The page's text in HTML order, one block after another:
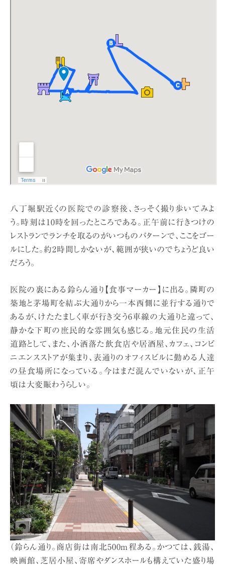
八丁堀駅近くの医院での診察後、さっそく撮り歩いてみよ
う。時刻は10時を回ったところである。正午前に行きつけの
レストランでランチを取るのがいつものパターンで、ここをゴー
ルにした。約2時間しかないが、範囲が狭いのでちょうど良い
だろう。
医院の裏にある鈴らん通り【食事マーカー】に出る。隣町の
築地と茅場町を結ぶ大通りから一本西側に並行する通りで
あるが、けたたましく車が行き交う6車線の大通りと違って、
静かな下町の庶民的な雰囲気も感じる。地元住民の生活
道路として、また、小洒落た飲食店や居酒屋、カフェ、コンビ
ニエンスストアが集まり、表通りのオフィスビルに勤める人達
の昼食場所になっている。今はまだ混んでいないが、正午
頃は大変賑わうらしい。
（鈴らん通り。商店街は南北500m程ある。かつては、銭湯、
映画館、芝居小屋、寄席やダンスホールも構えていた盛り場